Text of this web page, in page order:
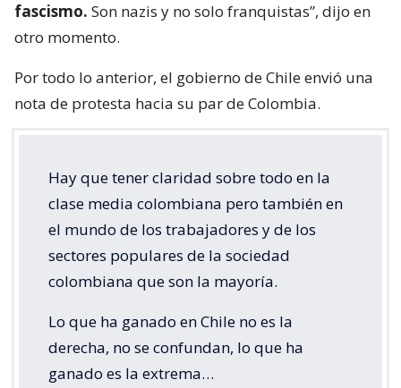
fascismo. Son nazis y no solo franquistas”, dijo en
otro momento.
Por todo lo anterior, el gobierno de Chile envió una
nota de protesta hacia su par de Colombia.
Hay que tener claridad sobre todo en la
clase media colombiana pero también en
el mundo de los trabajadores y de los
sectores populares de la sociedad
colombiana que son la mayoría.
Lo que ha ganado en Chile no es la
derecha, no se confundan, lo que ha
ganado es la extrema…